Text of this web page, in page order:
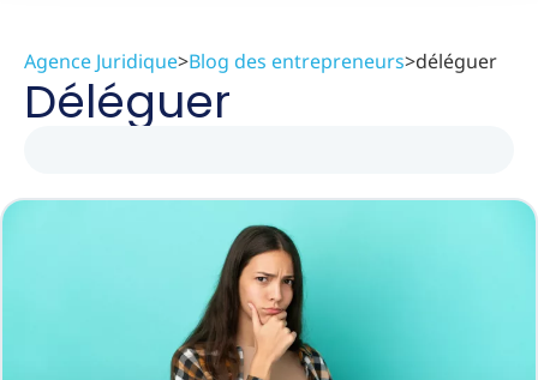
Agence Juridique>Blog des entrepreneurs>déléguer
Déléguer